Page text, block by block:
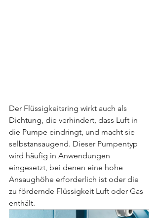
Der Flüssigkeitsring wirkt auch als
Dichtung, die verhindert, dass Luft in
die Pumpe eindringt, und macht sie
selbstansaugend. Dieser Pumpentyp
wird häufig in Anwendungen
eingesetzt, bei denen eine hohe
Ansaughöhe erforderlich ist oder die
zu fördernde Flüssigkeit Luft oder Gas
enthält.